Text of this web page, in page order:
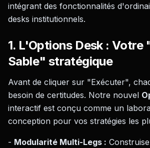
intégrant des fonctionnalités
desks institutionnels.
1. L'Options Desk : Votre
Sable" stratégique
Avant de cliquer sur "Exécuter",
besoin de certitudes. Notre nouvel
interactif est conçu comme un
conception pour vos stratégies les
- Modularité Multi-Legs :